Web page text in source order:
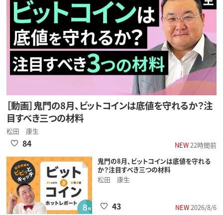
［動画］鬼門の8月、ビットコインは底値を守れるか？注
目すべき三つの材料
松田 康生
NEW22時間前
84
鬼門の8月、ビットコインは底値を守れる
か？注目すべき三つの材料
松田 康生
NEW2026/8/6
43